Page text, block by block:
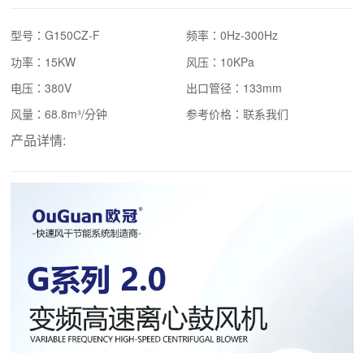
型号：G150CZ-F
功率：15KW
电压：380V
风量：68.8m³/分钟
频率：0Hz-300Hz
风压：10KPa
出口管径：133mm
参考价格：联系我们
产品详情: